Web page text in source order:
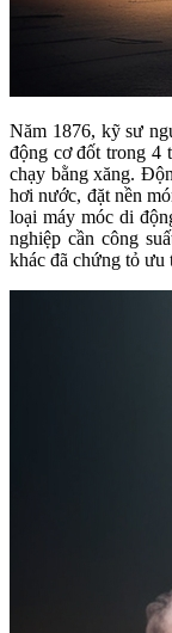
Năm 1876, kỹ sư
động cơ đốt trong 4
chạy bằng xăng.
hơi nước, đặt nền
loại máy móc di
nghiệp cần công
khác đã chứng tỏ ưu